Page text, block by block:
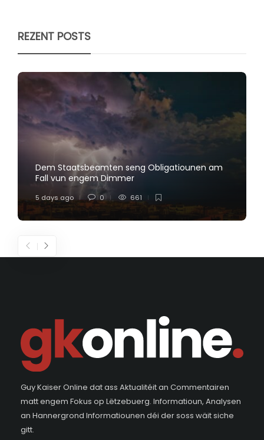
REZENT POSTS
Dem Staatsbeamten seng Obligatiounen am
Fall vun engem Dimmer
5 days ago 0 661
Guy Kaiser Online dat ass Aktualitéit an Commentairen
matt engem Fokus op Lëtzebuerg. Informatioun, Analysen
an Hannergrond Informatiounen déi der soss wäit siche
gitt.